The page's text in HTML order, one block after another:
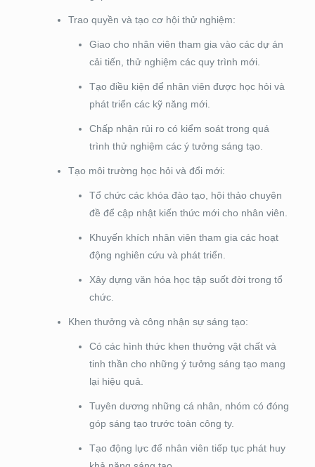
Trao quyền và tạo cơ hội thử nghiệm:
Giao cho nhân viên tham gia vào các dự án
cải tiến, thử nghiệm các quy trình mới.
Tạo điều kiện để nhân viên được học hỏi và
phát triển các kỹ năng mới.
Chấp nhận rủi ro có kiểm soát trong quá
trình thử nghiệm các ý tưởng sáng tạo.
Tạo môi trường học hỏi và đổi mới:
Tổ chức các khóa đào tạo, hội thảo chuyên
đề để cập nhật kiến thức mới cho nhân viên.
Khuyến khích nhân viên tham gia các hoạt
động nghiên cứu và phát triển.
Xây dựng văn hóa học tập suốt đời trong tổ
chức.
Khen thưởng và công nhận sự sáng tạo:
Có các hình thức khen thưởng vật chất và
tinh thần cho những ý tưởng sáng tạo mang
lại hiệu quả.
Tuyên dương những cá nhân, nhóm có đóng
góp sáng tạo trước toàn công ty.
Tạo động lực để nhân viên tiếp tục phát huy